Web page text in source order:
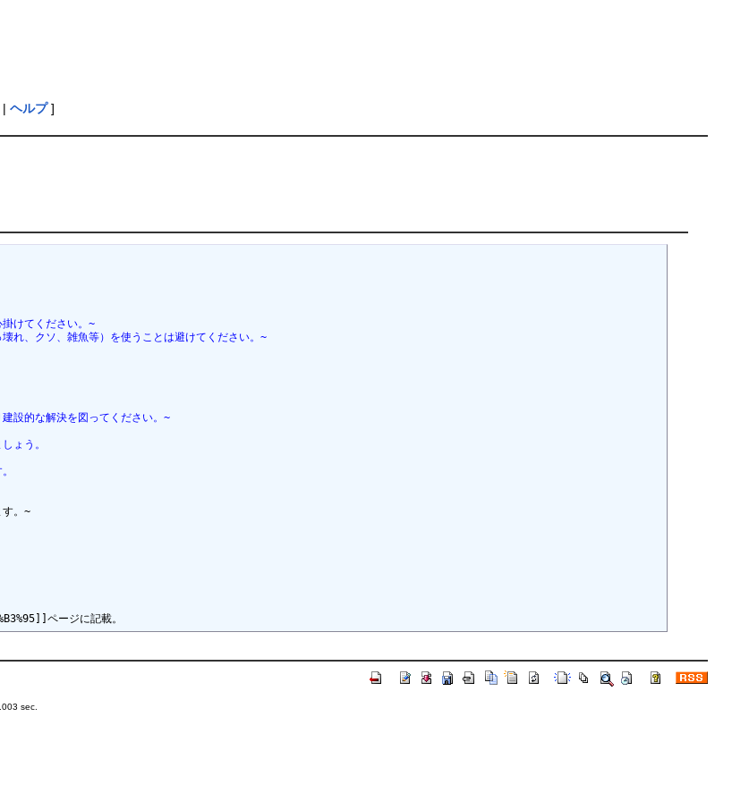
ヘルプ]
けてください。~
れ、クソ、雑魚等）を使うことは避けてください。~
設的な解決を図ってください。~
ょう。
す。~
sec.